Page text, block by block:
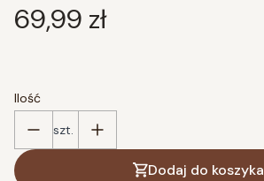
Cena
69,99 zł
Ilość
szt.
Dodaj do koszyka